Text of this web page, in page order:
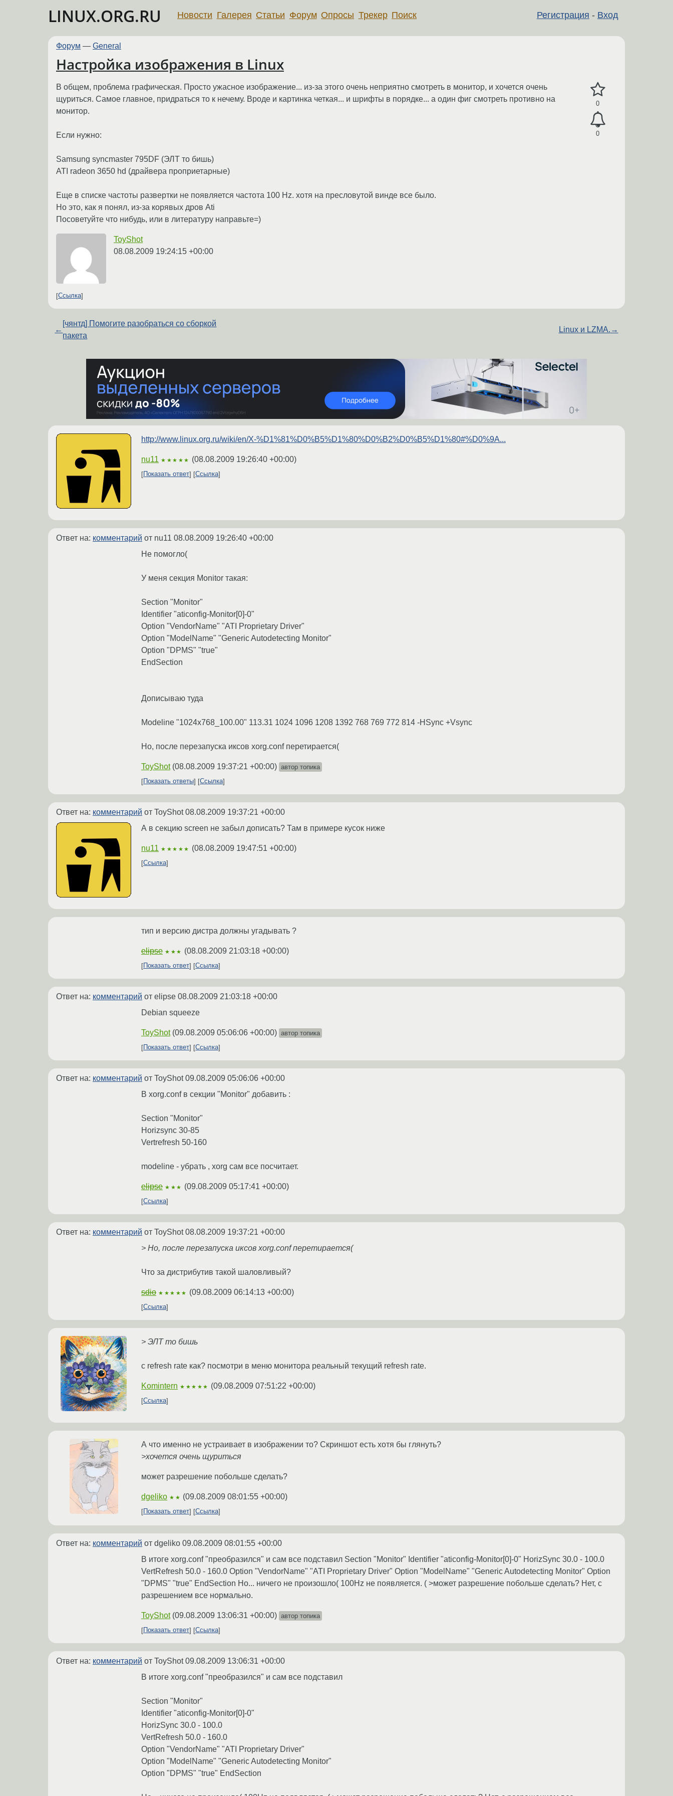
LINUX.ORG.RU Регистрация - Вход
Новости Галерея Статьи Форум Опросы Трекер Поиск
Форум — General
Настройка изображения в Linux
0
0
В общем, проблема графическая. Просто ужасное изображение... из-за этого очень неприятно смотреть в монитор, и хочется очень
щуриться. Самое главное, придраться то к нечему. Вроде и картинка четкая... и шрифты в порядке... а один фиг смотреть противно на
монитор.
Если нужно:
Samsung syncmaster 795DF (ЭЛТ то бишь)
ATI radeon 3650 hd (драйвера проприетарные)
Еще в списке частоты развертки не появляется частота 100 Hz. хотя на пресловутой винде все было.
Но это, как я понял, из-за корявых дров Ati
Посоветуйте что нибудь, или в литературу направьте=)
ToyShot
08.08.2009 19:24:15 +00:00
Ссылка
←
[чянтд] Помогите разобраться со сборкой
пакета
Linux и LZMA. →
http://www.linux.org.ru/wiki/en/X-%D1%81%D0%B5%D1%80%D0%B2%D0%B5%D1%80#%D0%9A...
nu11 ★★★★★ (08.08.2009 19:26:40 +00:00)
Показать ответ Ссылка
Ответ на: комментарий от nu11 08.08.2009 19:26:40 +00:00
Не помогло(
У меня секция Monitor такая:
Section "Monitor"
Identifier "aticonfig-Monitor[0]-0"
Option "VendorName" "ATI Proprietary Driver"
Option "ModelName" "Generic Autodetecting Monitor"
Option "DPMS" "true"
EndSection
Дописываю туда
Modeline "1024x768_100.00" 113.31 1024 1096 1208 1392 768 769 772 814 -HSync +Vsync
Но, после перезапуска иксов xorg.conf перетирается(
ToyShot (08.08.2009 19:37:21 +00:00) автор топика
Показать ответы
Ссылка
Ответ на: комментарий от ToyShot08.08.2009 19:37:21 +00:00
А в секцию screen не забыл дописать? Там в примере кусок ниже
nu11 ★★★★★ (08.08.2009 19:47:51 +00:00)
Ссылка
тип и версию дистра должны угадывать ?
elipse ★★★ (08.08.2009 21:03:18 +00:00)
Показать ответ Ссылка
Ответ на: комментарий от elipse 08.08.2009 21:03:18 +00:00
Debian squeeze
ToyShot (09.08.2009 05:06:06 +00:00) автор топика
Показать ответ
Ссылка
Ответ на: комментарий от ToyShot09.08.2009 05:06:06 +00:00
В xorg.conf в секции "Monitor" добавить :
Section "Monitor"
Horizsync 30-85
Vertrefresh 50-160
modeline - убрать , xorg сам все посчитает.
elipse ★★★ (09.08.2009 05:17:41 +00:00)
Ссылка
Ответ на: комментарий от ToyShot08.08.2009 19:37:21 +00:00
> Но, после перезапуска иксов xorg.conf перетирается(
Что за дистрибутив такой шаловливый?
sdio ★★★★★ (09.08.2009 06:14:13 +00:00)
Ссылка
> ЭЛТ то бишь
с refresh rate как? посмотри в меню монитора реальный текущий refresh rate.
Komintern ★★★★★ (09.08.2009 07:51:22 +00:00)
Ссылка
А что именно не устраивает в изображении то? Скриншот есть хотя бы глянуть?
>хочется очень щуриться
может разрешение побольше сделать?
dgeliko ★★ (09.08.2009 08:01:55 +00:00)
Показать ответ Ссылка
Ответ на: комментарий от dgeliko 09.08.2009 08:01:55 +00:00
В итоге xorg.conf "преобразился" и сам все подставил Section "Monitor" Identifier "aticonfig-Monitor[0]-0" HorizSync 30.0 - 100.0
VertRefresh 50.0 - 160.0 Option "VendorName" "ATI Proprietary Driver" Option "ModelName" "Generic Autodetecting Monitor" Option
"DPMS" "true" EndSection Но... ничего не произошло( 100Hz не появляется. ( >может разрешение побольше сделать? Нет, с
разрешением все нормально.
ToyShot (09.08.2009 13:06:31 +00:00) автор топика
Показать ответ
Ссылка
Ответ на: комментарий от ToyShot09.08.2009 13:06:31 +00:00
В итоге xorg.conf "преобразился" и сам все подставил
Section "Monitor"
Identifier "aticonfig-Monitor[0]-0"
HorizSync 30.0 - 100.0
VertRefresh 50.0 - 160.0
Option "VendorName" "ATI Proprietary Driver"
Option "ModelName" "Generic Autodetecting Monitor"
Option "DPMS" "true" EndSection